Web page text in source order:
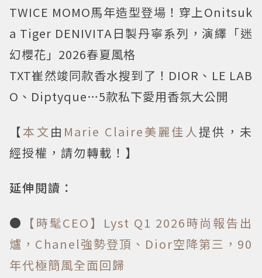
TWICE MOMO馬年造型登場！穿上Onitsuk
a Tiger DENIVITA日製丹寧系列，演繹「迷
幻櫻花」2026春夏風格
TXT崔然竣同款香水搜到了！DIOR、LE LAB
O、Diptyque…5款私下愛用香氛大公開
【本文 由 Marie Claire美麗佳人提供，未
經授權，請勿轉載！】
延伸閱讀：
● 【時髦CEO】Lyst Q1 2026時尚報告出
爐，Chanel強勢登頂、Dior空降第三，90
年代極簡風全面回歸